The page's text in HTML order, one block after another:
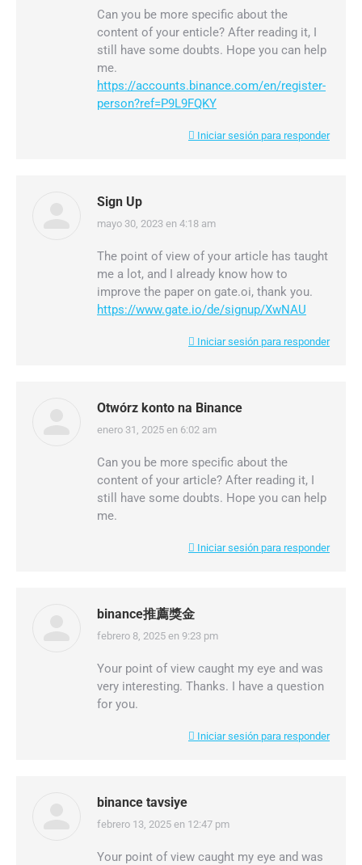
Can you be more specific about the
content of your enticle? After reading it, I
still have some doubts. Hope you can help
me.
https://accounts.binance.com/en/register-
person?ref=P9L9FQKY
Iniciar sesión para responder
Sign Up
dice:
mayo 30, 2023 en 4:18 am
The point of view of your article has taught
me a lot, and I already know how to
improve the paper on gate.oi, thank you.
https://www.gate.io/de/signup/XwNAU
Iniciar sesión para responder
Otwórz konto na Binance
dice:
enero 31, 2025 en 6:02 am
Can you be more specific about the
content of your article? After reading it, I
still have some doubts. Hope you can help
me.
Iniciar sesión para responder
binance推薦獎金
dice:
febrero 8, 2025 en 9:23 pm
Your point of view caught my eye and was
very interesting. Thanks. I have a question
for you.
Iniciar sesión para responder
binance tavsiye
dice:
febrero 13, 2025 en 12:47 pm
Your point of view caught my eye and was